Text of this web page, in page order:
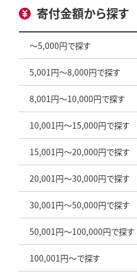
寄付金額から探す
～5,000円で探す
5,001円～8,000円で探す
8,001円～10,000円で探す
10,001円～15,000円で探す
15,001円～20,000円で探す
20,001円～30,000円で探す
30,001円～50,000円で探す
50,001円～100,000円で探す
100,001円～で探す